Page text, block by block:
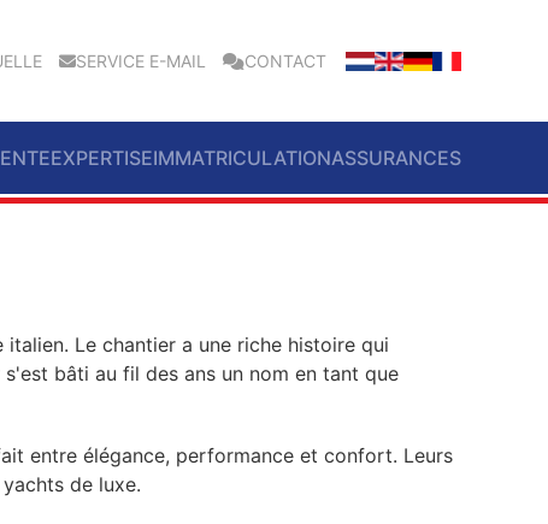
SERVICE E-MAIL CONTACT
EXPERTISEIMMATRICULATIONASSURANCES
Le chantier a une riche histoire qui
bâti au fil des ans un nom en tant que
entre élégance, performance et confort. Leurs
de luxe.